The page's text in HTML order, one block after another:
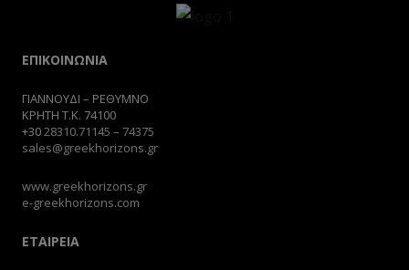
ΕΠΙΚΟΙΝΩΝΙΑ
ΓΙΑΝΝΟΥΔΙ – ΡΕΘΥΜΝΟ
ΚΡΗΤΗ Τ.Κ. 74100
+30 28310.71145 – 74375
sales@greekhorizons.gr
www.greekhorizons.gr
e-greekhorizons.com
ΕΤΑΙΡΕΙΑ